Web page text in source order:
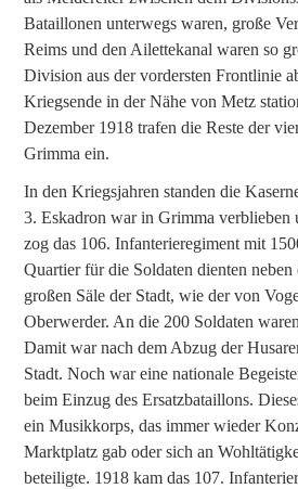
Bataillonen unterwegs waren, große
Reims und den Ailettekanal waren so
Division aus der vordersten Frontlinie
Kriegsende in der Nähe von Metz
Dezember 1918 trafen die Reste der
Grimma ein.
In den Kriegsjahren standen die
3. Eskadron war in Grimma verblieben
zog das 106. Infanterieregiment mit
Quartier für die Soldaten dienten
großen Säle der Stadt, wie der von
Oberwerder. An die 200 Soldaten
Damit war nach dem Abzug der
Stadt. Noch war eine nationale
beim Einzug des Ersatzbataillons.
ein Musikkorps, das immer wieder
Marktplatz gab oder sich an
beteiligte. 1918 kam das 107.